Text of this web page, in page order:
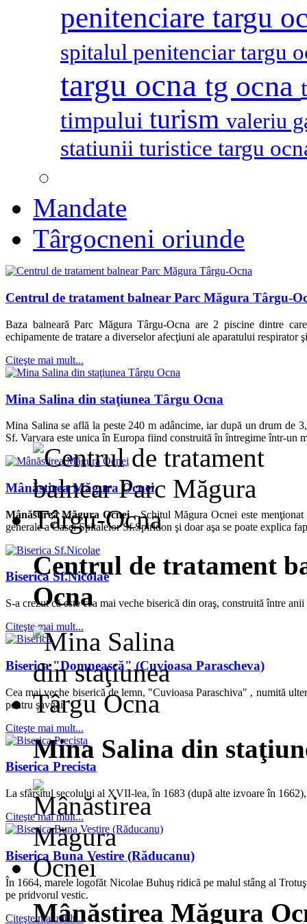
penitenciare targu
spitalul penitenciar targu
targu ocna tg ocna
timpului turism valeriu
statiunii turistice targu
Mandate
Târgocneni oriunde
Centrul de tratament balnear Parc Măgura Târgu-
Baza balneară Parc Măgura Târgu-Ocna are 2 piscine dintre
echipamente de tratare a diverselor afecţiuni ale aparatului respirator
Citeşte mai mult...
Mina Salina din staţiunea Târgu Ocna
Mina Salina se află la peste 240 m adâncime, iar după un drum de
Sf. Varvara este unica în Europa fiind construită în întregime într-un
Mânăstirea Măgura Ocnei
Mânăstirea Măgura Ocnei -Schitul Măgura Ocnei este
generale a Casei Spitalelor Sf.Spiridon şi doar aşa se poate explica
Biserica Sf.Nicolae
S-a crezut că este cea mai veche biserică din oraş, construită între
Citeşte mai mult...
Biserica "Domnească" (Cuvioasa Parascheva)
Cea mai veche biserică de lemn, "Cuvioasa Paraschiva" , numită
pentru şavgăi.
Citeşte mai mult...
Biserica Precista
La sfârşitul secolului al XVII-lea, în 1683 (după alte izvoare în
Citeşte mai mult...
Biserica Buna Vestire (Răducanu)
În 1664, marele logofăt Nicolae Buhuş ridică pe malul stâng al
pe pridvorul vestic.
Citeşte mai mult...
Centrul de tratament
Ocna
Mina Salina din
Mânăstirea Măgura